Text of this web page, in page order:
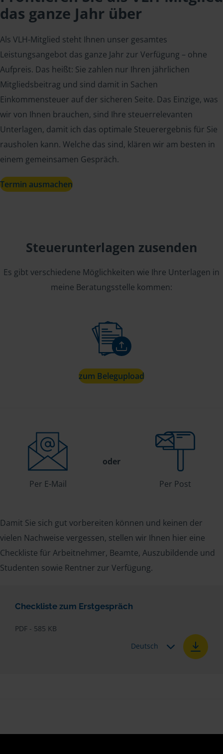
das ganze Jahr über
Als VLH-Mitglied steht Ihnen unser gesamtes
Leistungsangebot das ganze Jahr zur Verfügung – ohne
Aufpreis. Das heißt: Sie zahlen nur Ihren jährlichen
Mitgliedsbeitrag und sind damit in Sachen
Einkommensteuer auf der sicheren Seite. Das Einzige, was
wir von Ihnen brauchen, sind Ihre steuerrelevanten
Unterlagen, damit ich das optimale Steuerergebnis für Sie
rausholen kann. Welche das sind, klären wir am besten in
einem gemeinsamen Gespräch.
Termin ausmachen
Steuerunterlagen zusenden
Es gibt verschiedene Möglichkeiten wie Ihre Unterlagen in
meine Beratungsstelle kommen:
zum Belegupload
Per E-Mail
oder
Per Post
Damit Sie sich gut vorbereiten können und keinen der
vielen Nachweise vergessen, stellen wir Ihnen hier eine
Checkliste für Arbeitnehmer, Beamte, Auszubildende und
Studenten sowie Rentner zur Verfügung.
Checkliste zum Erstgespräch
PDF - 585 KB
Deutsch